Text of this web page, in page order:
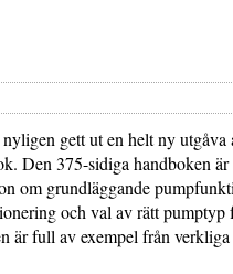
gett ut en helt ny utgåva
Den 375-sidiga handboken
om grundläggande
och val av rätt pumptyp
är full av exempel från